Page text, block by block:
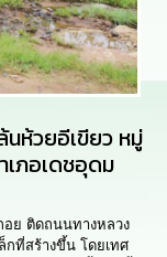
นห้วยอีเขียว หมู่
เภอเดชอุดม
ย ติดถนนทางหลวง
กที่สร้างขึ้น โดยเทศ